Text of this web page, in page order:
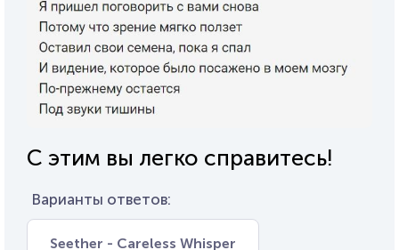
С этим вы легко справитесь!
Варианты ответов:
Seether - Careless Whisper